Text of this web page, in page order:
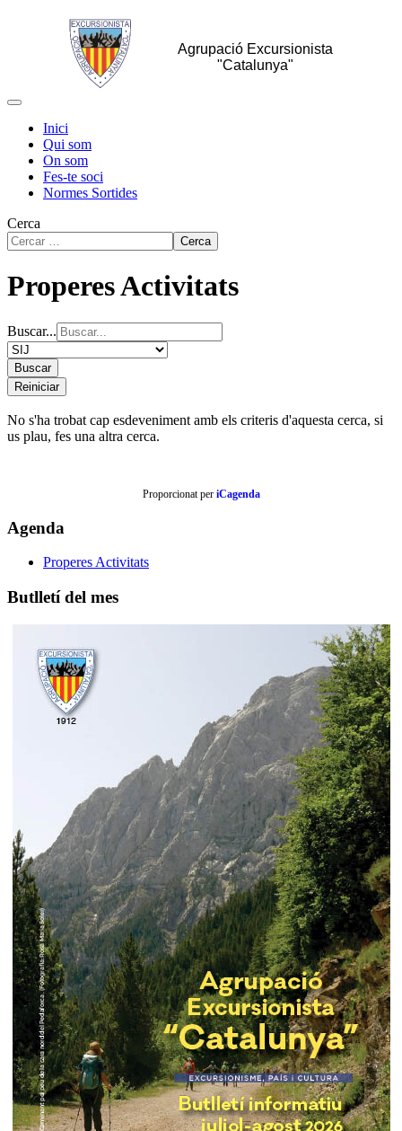
Agrupació Excursionista
"Catalunya"
Inici
Qui som
On som
Fes-te soci
Normes Sortides
Cerca
Cerca
Properes Activitats
Buscar...
Buscar
Reiniciar
No s'ha trobat cap esdeveniment amb els criteris d'aquesta cerca, si
us plau, fes una altra cerca.
Proporcionat per iCagenda
Agenda
Properes Activitats
Butlletí del mes